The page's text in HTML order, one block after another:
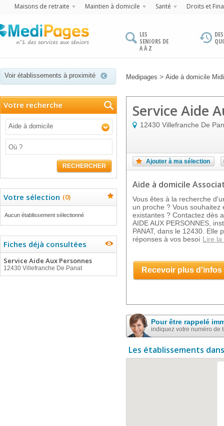
Maisons de retraite Maintien à domicile Santé Droits et
LES
SENIORS DE
A À Z
Voir établissements à proximité Medipages > Aide à domicile
Votre recherche
Aide à domicile
RECHERCHER
Votre sélection (0)
Aucun établissement sélectionné
Fiches déjà consultées
Service Aide Aux Personnes
12430 Villefranche De Panat
Service Aide
12430 Villefranche De
Ajouter à ma sélection
Aide à domicile
Vous êtes à la recherche
un proche ? Vous
existantes ? Contactez dès
AIDE AUX PERSONNES,
PANAT, dans le 12430. Elle
réponses à vos besoi Lire la
Recevoir plus d'infos
Pour être rappelé
indiquez votre numéro de
Les établissements